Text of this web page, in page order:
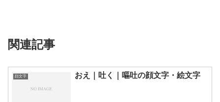
関連記事
顔文字 おえ｜吐く｜嘔吐の顔文字・絵文字